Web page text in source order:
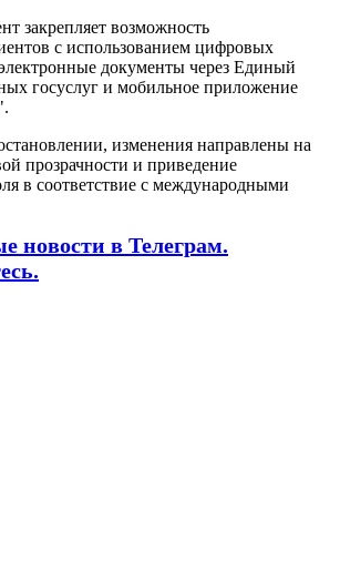
закрепляет возможность
с использованием цифровых
документы через Единый
госуслуг и мобильное приложение
изменения направлены на
прозрачности и приведение
в соответствие с международными
новости в Телеграм.